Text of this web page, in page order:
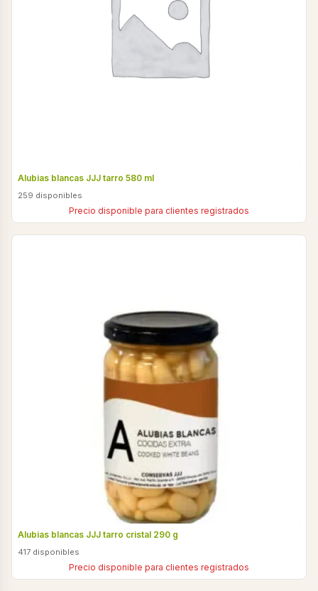
Alubias blancas JJJ tarro 580 ml
259 disponibles
Precio disponible para clientes registrados
Alubias blancas JJJ tarro cristal 290 g
417 disponibles
Precio disponible para clientes registrados